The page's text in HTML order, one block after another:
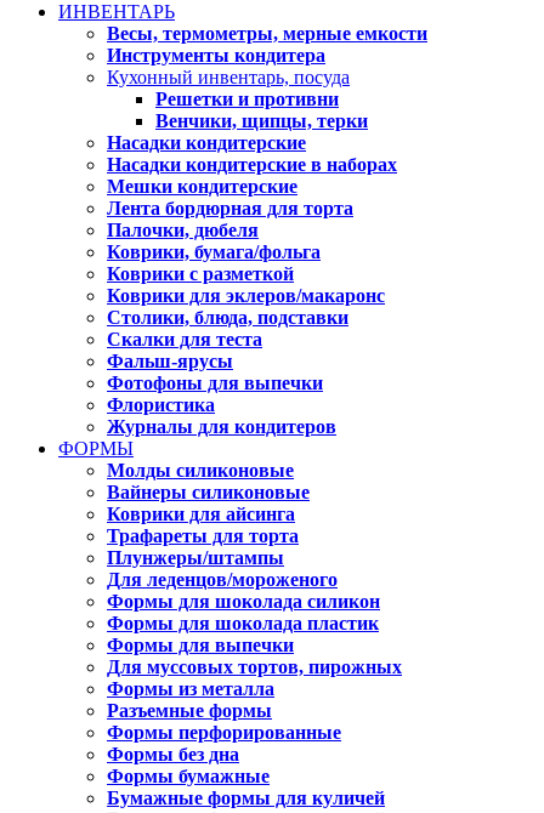
ИНВЕНТАРЬ
Весы, термометры, мерные емкости
Инструменты кондитера
Кухонный инвентарь, посуда
Решетки и противни
Венчики, щипцы, терки
Насадки кондитерские
Насадки кондитерские в наборах
Мешки кондитерские
Лента бордюрная для торта
Палочки, дюбеля
Коврики, бумага/фольга
Коврики с разметкой
Коврики для эклеров/макаронс
Столики, блюда, подставки
Скалки для теста
Фальш-ярусы
Фотофоны для выпечки
Флористика
Журналы для кондитеров
ФОРМЫ
Молды силиконовые
Вайнеры силиконовые
Коврики для айсинга
Трафареты для торта
Плунжеры/штампы
Для леденцов/мороженого
Формы для шоколада силикон
Формы для шоколада пластик
Формы для выпечки
Для муссовых тортов, пирожных
Формы из металла
Разъемные формы
Формы перфорированные
Формы без дна
Формы бумажные
Бумажные формы для куличей